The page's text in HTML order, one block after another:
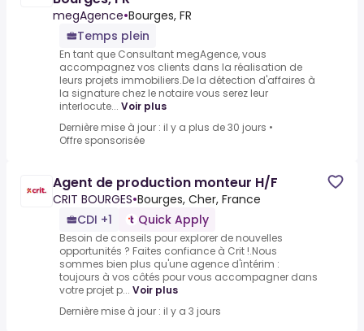
megAgence•Bourges, FR
Temps plein
En tant que Consultant megAgence, vous
accompagnez vos clients dans la réalisation de
leurs projets immobiliers.De la détection d'affaires à
la signature chez le notaire vous serez leur
interlocute... Voir plus
Dernière mise à jour : il y a plus de 30 jours •
Offre sponsorisée
Agent de production monteur H/F
CRIT BOURGES•Bourges, Cher, France
CDI +1
Quick Apply
Besoin de conseils pour explorer de nouvelles
opportunités ? Faites confiance à Crit !.Nous
sommes bien plus qu'une agence d'intérim :
toujours à vos côtés pour vous accompagner dans
votre projet p... Voir plus
Dernière mise à jour : il y a 3 jours